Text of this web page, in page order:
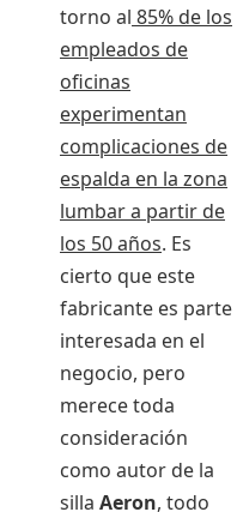
torno al 85% de los
empleados de
oficinas
experimentan
complicaciones de
espalda en la zona
lumbar a partir de
los 50 años. Es
cierto que este
fabricante es parte
interesada en el
negocio, pero
merece toda
consideración
como autor de la
silla Aeron, todo